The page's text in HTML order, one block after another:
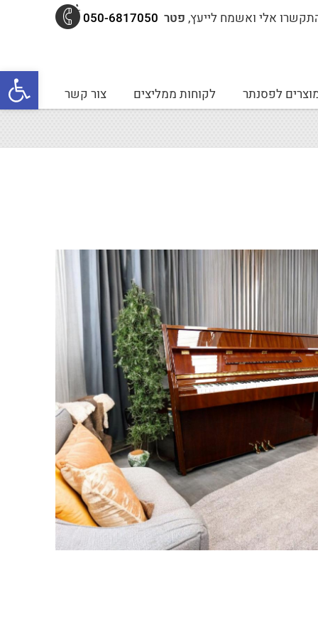
אלי ואשמח לייעץ, פטר
לפסנתר לקוחות ממליצים צור קשר
פתח סרגל